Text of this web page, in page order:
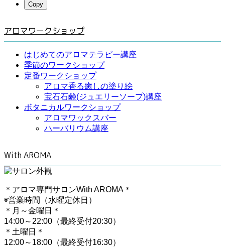
Copy
アロマワークショップ
はじめてのアロマテラピー講座
季節のワークショップ
定番ワークショップ
アロマ香る癒しの塗り絵
宝石石鹸(ジュエリーソープ)講座
ボタニカルワークショップ
アロマワックスバー
ハーバリウム講座
With AROMA
＊アロマ専門サロンWith AROMA＊
◉営業時間（水曜定休日）
＊月～金曜日＊
14:00～22:00（最終受付20:30）
＊土曜日＊
12:00～18:00（最終受付16:30）